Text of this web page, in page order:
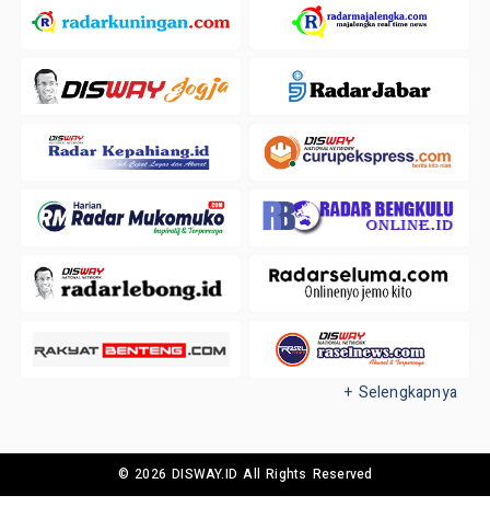
+ Selengkapnya
© 2026 DISWAY.ID All Rights Reserved